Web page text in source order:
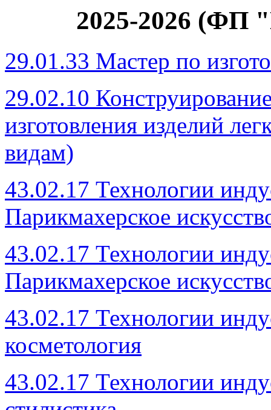
2025-2026 (ФП
29.01.33 Мастер по
29.02.10
изготовления изделий
видам)
43.02.17 Технологии
Парикмахерское
43.02.17 Технологии
Парикмахерское
43.02.17 Технологии
косметология
43.02.17 Технологии